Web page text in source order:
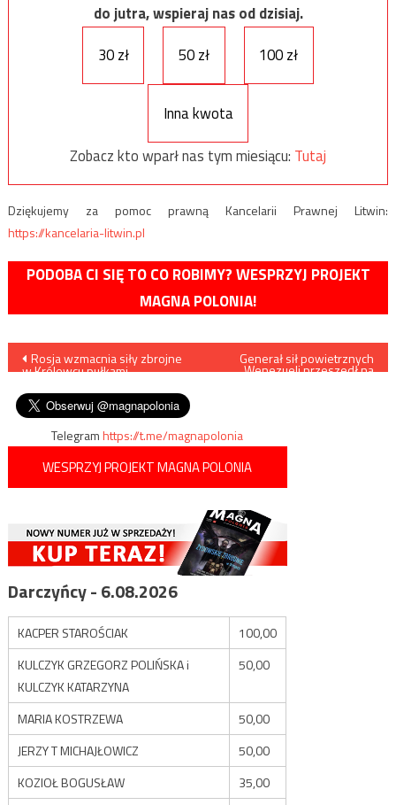
do jutra, wspieraj nas od dzisiaj.
30 zł
50 zł 100 zł
Inna kwota
Zobacz kto wparł nas tym miesiącu: Tutaj
Dziękujemy za pomoc prawną Kancelarii Prawnej Litwin:
https://kancelaria-litwin.pl
PODOBA CI SIĘ TO CO ROBIMY? WESPRZYJ PROJEKT
MAGNA POLONIA!
Nawigacja
wpisu
Rosja wzmacnia siły zbrojne
w Królewcu pułkami
Generał sił powietrznych
Wenezueli przeszedł na
Telegramhttps://t.me/magnapolonia
WESPRZYJ PROJEKT MAGNA POLONIA
Darczyńcy - 6.08.2026
KACPER STAROŚCIAK
100,00
KULCZYK GRZEGORZ POLIŃSKA i
KULCZYK KATARZYNA
50,00
MARIA KOSTRZEWA
50,00
JERZY T MICHAJŁOWICZ
50,00
KOZIOŁ BOGUSŁAW
35,00